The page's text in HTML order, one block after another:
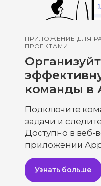
ПРИЛОЖЕНИЕ ДЛЯ
ПРОЕКТАМИ
команды в
Подключите
задачи и
Доступно в веб-
приложении
Узнать больше